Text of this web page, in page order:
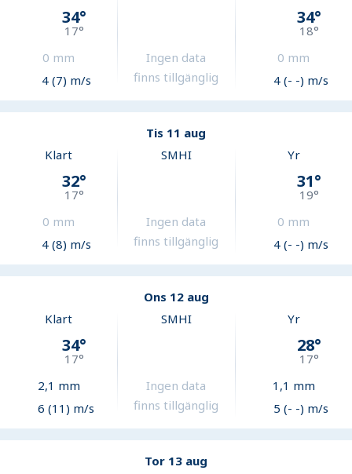
34°
17°
0 mm
4 (7) m/s
Ingen data
finns tillgänglig
34°
18°
0 mm
4 (- -) m/s
Tis 11 aug
Klart
32°
17°
0 mm
4 (8) m/s
SMHI
Ingen data
finns tillgänglig
Yr
31°
19°
0 mm
4 (- -) m/s
Ons 12 aug
Klart
34°
17°
2,1 mm
6 (11) m/s
SMHI
Ingen data
finns tillgänglig
Yr
28°
17°
1,1 mm
5 (- -) m/s
Tor 13 aug